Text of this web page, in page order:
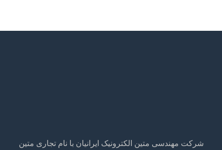
شرکت مهندسی متین الکترونیک ایرانیان با نام تجاری متین